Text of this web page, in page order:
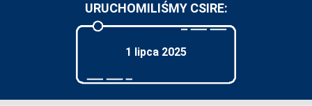
URUCHOMILIŚMY CSIRE:
1 lipca 2025